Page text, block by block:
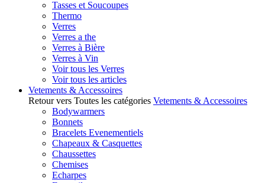
Tasses et Soucoupes
Thermo
Verres
Verres a the
Verres à Bière
Verres à Vin
Voir tous les Verres
Voir tous les articles
Vetements & Accessoires
Retour vers Toutes les catégories Vetements & Accessoires
Bodywarmers
Bonnets
Bracelets Evenementiels
Chapeaux & Casquettes
Chaussettes
Chemises
Echarpes